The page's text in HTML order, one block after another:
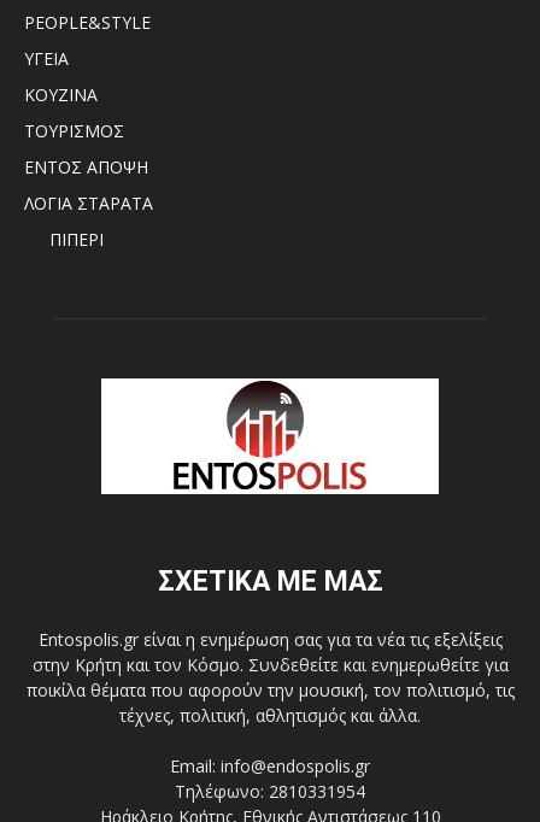
PEOPLE&STYLE
ΥΓΕΙΑ
ΚΟΥΖΙΝΑ
ΤΟΥΡΙΣΜΟΣ
ΕΝΤΟΣ ΑΠΟΨΗ
ΛΟΓΙΑ ΣΤΑΡΑΤΑ
ΠΙΠΕΡΙ
ΣΧΕΤΙΚΑ ΜΕ ΜΑΣ
Entospolis.gr είναι η ενημέρωση σας για τα νέα τις εξελίξεις
στην Κρήτη και τον Κόσμο. Συνδεθείτε και ενημερωθείτε για
ποικίλα θέματα που αφορούν την μουσική, τον πολιτισμό, τις
τέχνες, πολιτική, αθλητισμός και άλλα.
Email: info@endospolis.gr
Τηλέφωνο: 2810331954
Ηράκλειο Κρήτης, Εθνικής Αντιστάσεως 110